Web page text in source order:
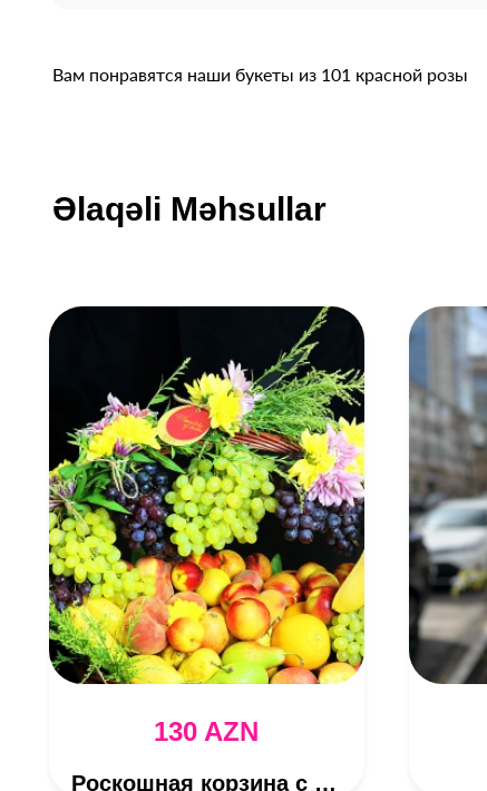
Вам понравятся наши букеты из 101 красной розы
Əlaqəli Məhsullar
130 AZN
Роскошная корзина с фруктами